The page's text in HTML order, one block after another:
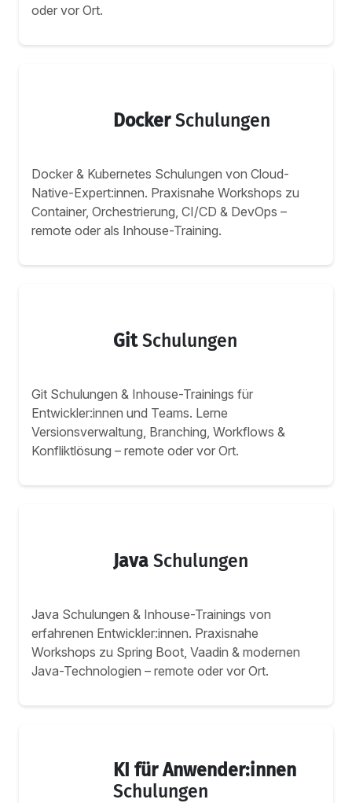
oder vor Ort.
DockerSchulungen
Docker & Kubernetes Schulungen von Cloud-
Native-Expert:innen. Praxisnahe Workshops zu
Container, Orchestrierung, CI/CD & DevOps –
remote oder als Inhouse-Training.
GitSchulungen
Git Schulungen & Inhouse-Trainings für
Entwickler:innen und Teams. Lerne
Versionsverwaltung, Branching, Workflows &
Konfliktlösung – remote oder vor Ort.
Java Schulungen
Java Schulungen & Inhouse-Trainings von
erfahrenen Entwickler:innen. Praxisnahe
Workshops zu Spring Boot, Vaadin & modernen
Java-Technologien – remote oder vor Ort.
KI für Anwender:innen
Schulungen